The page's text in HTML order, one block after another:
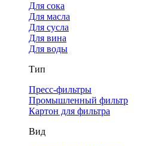
Для сока
Для масла
Для сусла
Для вина
Для воды
Тип
Пресс-фильтры
Промышленный фильтр
Картон для фильтра
Вид